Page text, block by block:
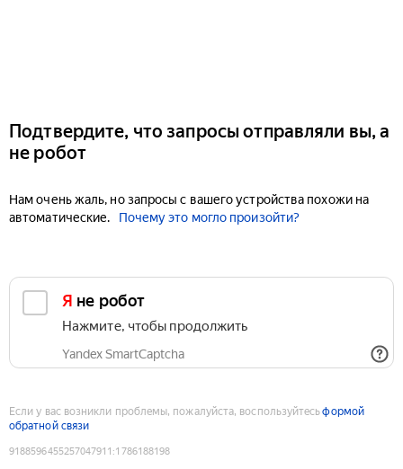
Подтвердите, что запросы отправляли вы, а
не робот
Нам очень жаль, но запросы с вашего устройства похожи на
автоматические.
Почему это могло произойти?
Я не робот
Нажмите, чтобы продолжить
Yandex SmartCaptcha
Если у вас возникли проблемы, пожалуйста, воспользуйтесьформой
обратной связи
9188596455257047911 :1786188198